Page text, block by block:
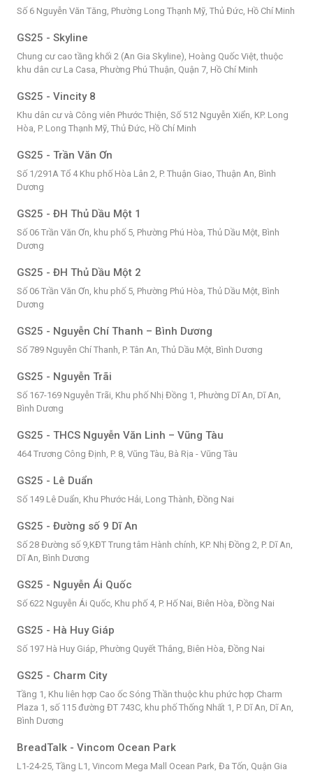
Số 6 Nguyễn Văn Tăng, Phường Long Thạnh Mỹ, Thủ Đức, Hồ Chí Minh
GS25 - Skyline
Chung cư cao tầng khối 2 (An Gia Skyline), Hoàng Quốc Việt, thuộc
khu dân cư La Casa, Phường Phú Thuận, Quận 7, Hồ Chí Minh
GS25 - Vincity 8
Khu dân cư và Công viên Phước Thiện, Số 512 Nguyễn Xiển, KP. Long
Hòa, P. Long Thạnh Mỹ, Thủ Đức, Hồ Chí Minh
GS25 - Trần Văn Ơn
Số 1/291A Tổ 4 Khu phố Hòa Lân 2, P. Thuận Giao, Thuận An, Bình
Dương
GS25 - ĐH Thủ Dầu Một 1
Số 06 Trần Văn Ơn, khu phố 5, Phường Phú Hòa, Thủ Dầu Một, Bình
Dương
GS25 - ĐH Thủ Dầu Một 2
Số 06 Trần Văn Ơn, khu phố 5, Phường Phú Hòa, Thủ Dầu Một, Bình
Dương
GS25 - Nguyễn Chí Thanh – Bình Dương
Số 789 Nguyễn Chí Thanh, P. Tân An, Thủ Dầu Một, Bình Dương
GS25 - Nguyễn Trãi
Số 167-169 Nguyễn Trãi, Khu phố Nhị Đồng 1, Phường Dĩ An, Dĩ An,
Bình Dương
GS25 - THCS Nguyễn Văn Linh – Vũng Tàu
464 Trương Công Định, P. 8, Vũng Tàu, Bà Rịa - Vũng Tàu
GS25 - Lê Duẩn
Số 149 Lê Duẩn, Khu Phước Hải, Long Thành, Đồng Nai
GS25 - Đường số 9 Dĩ An
Số 28 Đường số 9,KĐT Trung tâm Hành chính, KP. Nhị Đồng 2, P. Dĩ An,
Dĩ An, Bình Dương
GS25 - Nguyễn Ái Quốc
Số 622 Nguyễn Ái Quốc, Khu phố 4, P. Hố Nai, Biên Hòa, Đồng Nai
GS25 - Hà Huy Giáp
Số 197 Hà Huy Giáp, Phường Quyết Thắng, Biên Hòa, Đồng Nai
GS25 - Charm City
Tầng 1, Khu liên hợp Cao ốc Sóng Thần thuộc khu phức hợp Charm
Plaza 1, số 115 đường ĐT 743C, khu phố Thống Nhất 1, P. Dĩ An, Dĩ An,
Bình Dương
BreadTalk - Vincom Ocean Park
L1-24-25, Tầng L1, Vincom Mega Mall Ocean Park, Đa Tốn, Quận Gia